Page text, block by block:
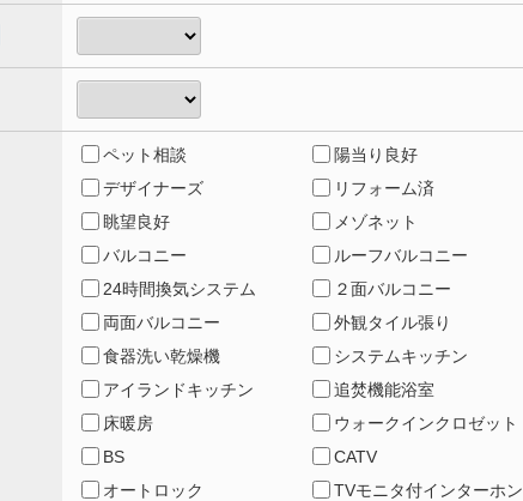
ペット相談 陽当り良好
デザイナーズ
リフォーム済
眺望良好
メゾネット
バルコニー
ルーフバルコニー
24時間換気システム
２面バルコニー
両面バルコニー
外観タイル張り
食器洗い乾燥機
システムキッチン
アイランドキッチン
追焚機能浴室
床暖房
ウォークインクロゼット
BS
CATV
オートロック
TVモニタ付インターホン